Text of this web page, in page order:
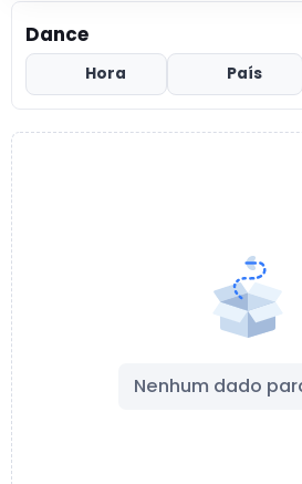
Dance
Hora País
Nenhum dado